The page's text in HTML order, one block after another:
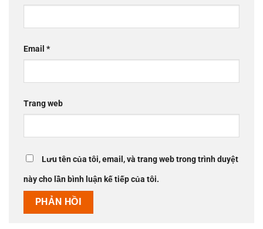
Email *
Trang web
Lưu tên của tôi, email, và trang web trong trình duyệt
này cho lần bình luận kế tiếp của tôi.